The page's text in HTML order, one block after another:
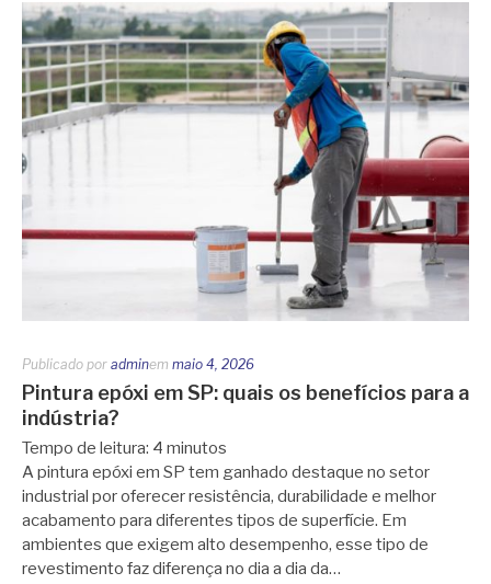
Publicado por adminem maio 4, 2026
Pintura epóxi em SP: quais os benefícios para a
indústria?
Tempo de leitura: 4 minutos
A pintura epóxi em SP tem ganhado destaque no setor
industrial por oferecer resistência, durabilidade e melhor
acabamento para diferentes tipos de superfície. Em
ambientes que exigem alto desempenho, esse tipo de
revestimento faz diferença no dia a dia da…